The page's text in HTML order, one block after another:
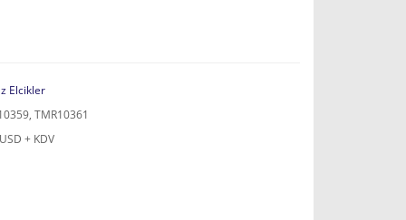
Elcikler
TMR10361
+ KDV